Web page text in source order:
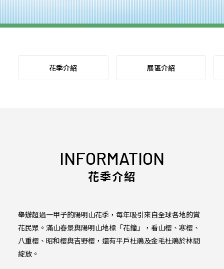
花季介紹 展區介紹
INFORMATION
花季介紹
舉辦超過一甲子的陽明山花季，每年吸引來自全球各地的賞
花民眾。滿山春景與陽明山地標「花鐘」，看山櫻、寒櫻、
八重櫻、昭和櫻與吉野櫻，還有平戶杜鵑及金毛杜鵑於林間
綻放。